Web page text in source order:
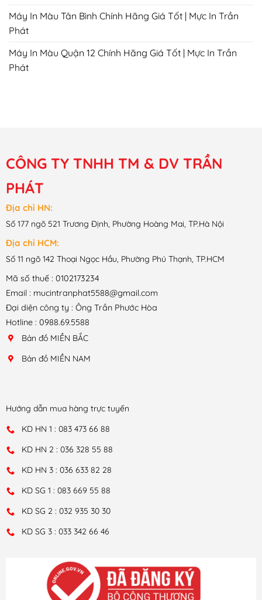
Máy In Màu Tân Bình Chính Hãng Giá Tốt | Mực In Trần
Phát
Máy In Màu Quận 12 Chính Hãng Giá Tốt | Mực In Trần
Phát
CÔNG TY TNHH TM & DV TRẦN
PHÁT
Địa chỉ HN:
Số 177 ngõ 521 Trương Định, Phường Hoàng Mai, TP.Hà Nội
Địa chỉ HCM:
Số 11 ngõ 142 Thoại Ngọc Hầu, Phường Phú Thạnh, TP.HCM
Mã số thuế : 0102173234
Email : mucintranphat5588@gmail.com
Đại diện công ty : Ông Trần Phước Hòa
Hotline : 0988.69.5588
Bản đồ MIỀN BẮC
Bản đồ MIỀN NAM
Hướng dẫn mua hàng trực tuyến
KD HN 1 : 083 473 66 88
KD HN 2 : 036 328 55 88
KD HN 3 : 036 633 82 28
KD SG 1 : 083 669 55 88
KD SG 2 : 032 935 30 30
KD SG 3 : 033 342 66 46